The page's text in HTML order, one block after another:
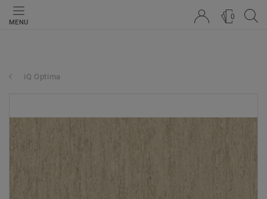
MENU
0
iQ Optima